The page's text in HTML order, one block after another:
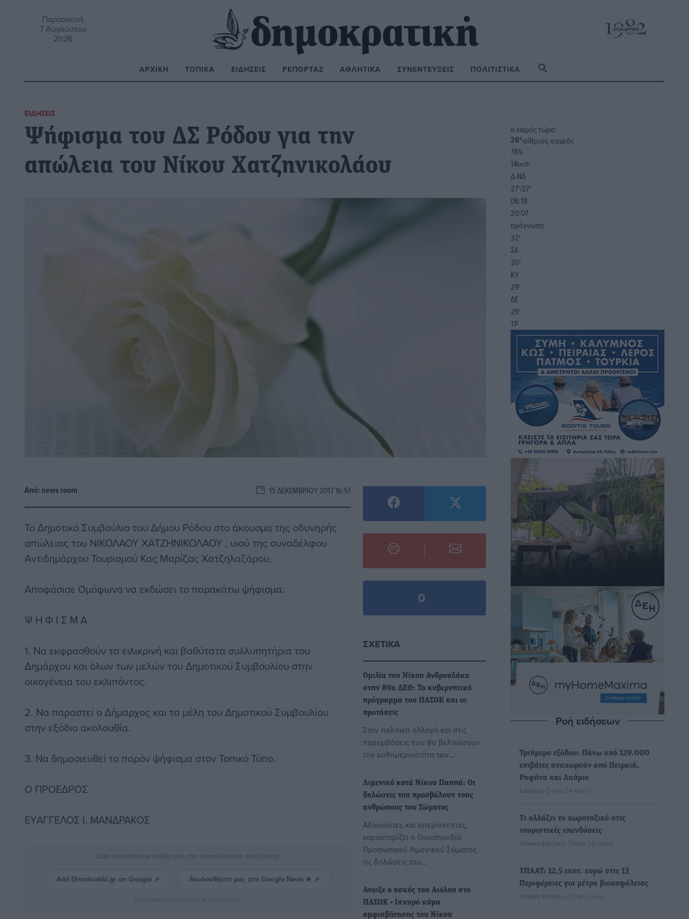
Παρασκευή
7 Αυγούστου
2026
ΑΡΧΙΚΉ ΤΟΠΙΚΆ ΕΙΔΉΣΕΙΣ ΡΕΠΟΡΤΆΖ ΑΘΛΗΤΙΚΆ ΣΥΝΕΝΤΕΎΞΕΙΣ ΠΟΛΙΤΙΣΤΙΚΆ
ΕΙΔΉΣΕΙΣ
Ψήφισμα του ΔΣ Ρόδου για την
απώλεια του Νίκου Χατζηνικολάου
Από: news room 15 ΔΕΚΕΜΒΡΊΟΥ 2017 16:51
Το Δημοτικό Συμβούλιο του Δήμου Ρόδου στο άκουσμα της οδυνηρής
απώλειας του ΝΙΚΟΛΑΟΥ ΧΑΤΖΗΝΙΚΟΛΑΟΥ , υιού της συναδέλφου
Αντιδημάρχου Τουρισμού Κας Μαρίζας Χατζηλαζάρου,
Αποφάσισε Ομόφωνα να εκδώσει το παρακάτω ψήφισμα:
Ψ Η Φ Ι Σ Μ Α
1. Να εκφρασθούν τα ειλικρινή και βαθύτατα συλλυπητήρια του
Δημάρχου και όλων των μελών του Δημοτικού Συμβουλίου στην
οικογένεια του εκλιπόντος.
2. Να παραστεί ο Δήμαρχος και τα μέλη του Δημοτικού Συμβουλίου
στην εξόδιο ακολουθία.
3. Να δημοσιευθεί το παρόν ψήφισμα στον Τοπικό Τύπο.
Ο ΠΡΟΕΔΡΟΣ
ΕΥΑΓΓΕΛΟΣ Ι. ΜΑΝΔΡΑΚΟΣ
Δείτε περισσότερα άρθρα μας στα αποτελέσματα αναζήτησης
Add Dimokratiki.gr on Google ↗ Ακολουθήστε μας στο Google News ★ ↗
0
ΣΧΕΤΙΚΆ
Ομιλία του Νίκου Ανδρουλάκη
στην 89η ΔΕΘ: Το κυβερνητικό
πρόγραμμα του ΠΑΣΟΚ και οι
προτάσεις
Στην πολιτική αλλαγή και στις
παρεμβάσεις που θα βελτιώσουν
την καθημερινότητα των…
Λιμενικό κατά Νίκου Παππά: Οι
δηλώσεις του προσβάλουν τους
ανθρώπους του Σώματος
Αδιανόητες και απερίσκεπτες
χαρακτηρίζει η Ομοσπονδία
Προσωπικού Λιμενικού Σώματος
τις δηλώσεις του…
Ανοιξε ο ασκός του Αιόλου στο
ΠΑΣΟΚ - Ισχυρό κύμα
αμφισβήτησης του Νίκου
o καιρός τώρα:
28°αίθριος καιρός
78%
14km/h
Δ-ΝΔ
27°/27°
06:18
20:07
πρόγνωση:
32°
ΣΑ
30°
ΚΥ
29°
ΔΕ
29°
ΤΡ
Ροή ειδήσεων
Τριήμερο εξόδου: Πάνω από 129.000
επιβάτες αναχωρούν από Πειραιά,
Ραφήνα και Λαύριο
Ειδήσεις πριν 34 λεπτά
Τι αλλάζει το χωροταξικό στις
τουριστικές επενδύσεις
Τοπικές Ειδήσεις πριν 38 λεπτά
ΥΠΑΑΤ: 12,5 εκατ. ευρώ στις 13
Περιφέρειες για μέτρα βιοασφάλειας
Τοπικές Ειδήσεις πριν 1 ώρα